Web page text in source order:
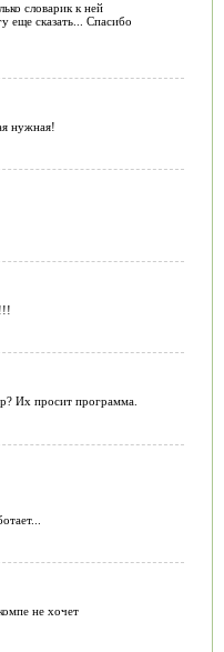
словарик к ней
еще сказать... Спасибо
нужная!
Их просит программа.
не хочет